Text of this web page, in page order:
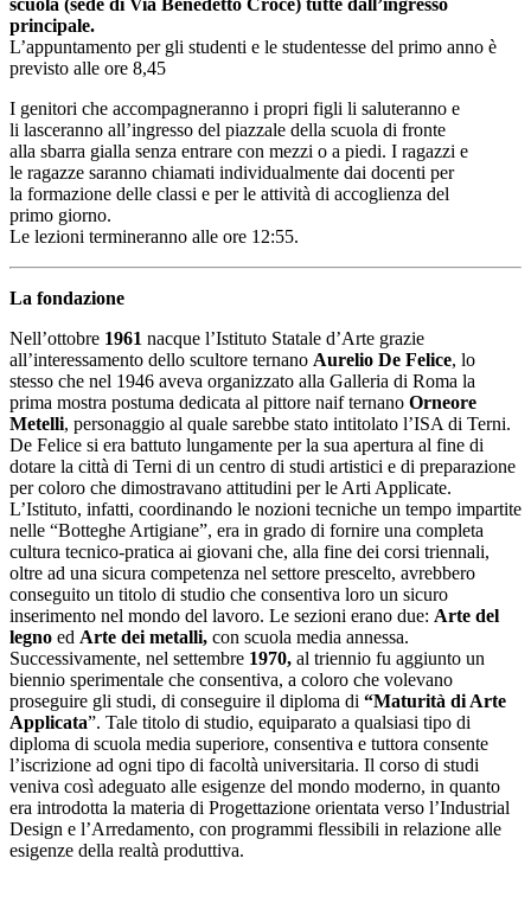
principale.
L’appuntamento per gli studenti e le studentesse del primo anno è
previsto alle ore 8,45
I genitori che accompagneranno i propri figli li saluteranno e
li lasceranno all’ingresso del piazzale della scuola di fronte
alla sbarra gialla senza entrare con mezzi o a piedi. I ragazzi e
le ragazze saranno chiamati individualmente dai docenti per
la formazione delle classi e per le attività di accoglienza del
primo giorno.
Le lezioni termineranno alle ore 12:55.
La fondazione
Nell’ottobre 1961 nacque l’Istituto Statale d’Arte grazie
all’interessamento dello scultore ternano Aurelio De Felice, lo
stesso che nel 1946 aveva organizzato alla Galleria di Roma la
prima mostra postuma dedicata al pittore naif ternano Orneore
Metelli, personaggio al quale sarebbe stato intitolato l’ISA di Terni.
De Felice si era battuto lungamente per la sua apertura al fine di
dotare la città di Terni di un centro di studi artistici e di preparazione
per coloro che dimostravano attitudini per le Arti Applicate.
L’Istituto, infatti, coordinando le nozioni tecniche un tempo impartite
nelle “Botteghe Artigiane”, era in grado di fornire una completa
cultura tecnico-pratica ai giovani che, alla fine dei corsi triennali,
oltre ad una sicura competenza nel settore prescelto, avrebbero
conseguito un titolo di studio che consentiva loro un sicuro
inserimento nel mondo del lavoro. Le sezioni erano due: Arte del
legno ed Arte dei metalli, con scuola media annessa.
Successivamente, nel settembre 1970, al triennio fu aggiunto un
biennio sperimentale che consentiva, a coloro che volevano
proseguire gli studi, di conseguire il diploma di “Maturità di Arte
Applicata”. Tale titolo di studio, equiparato a qualsiasi tipo di
diploma di scuola media superiore, consentiva e tuttora consente
l’iscrizione ad ogni tipo di facoltà universitaria. Il corso di studi
veniva così adeguato alle esigenze del mondo moderno, in quanto
era introdotta la materia di Progettazione orientata verso l’Industrial
Design e l’Arredamento, con programmi flessibili in relazione alle
esigenze della realtà produttiva.